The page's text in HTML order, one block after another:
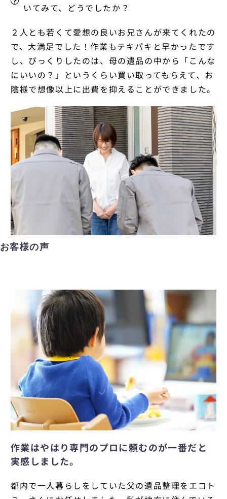
いてみて、どうでしたか？
２人とも若くて愛想の良いお兄さんが来てくれたの
で、大満足でした！作業もテキパキと早かったです
し、びっくりしたのは、母の遺品の中から「こんな
にいいの？」というくらい買い取ってもらえて、お
陰様で想像以上に出費を抑えることができました。
お客様の声
作業はやはり専門のプロに頼むのが一番だと
実感しました。
都内で一人暮らしをしていた父の遺品整理をエコト